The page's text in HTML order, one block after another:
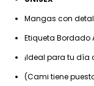
Mangas con
Etiqueta Bordado
¡Ideal para tu día
(Cami tiene